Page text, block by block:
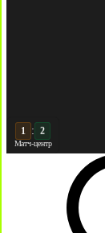
2 : 2
Матч-центр